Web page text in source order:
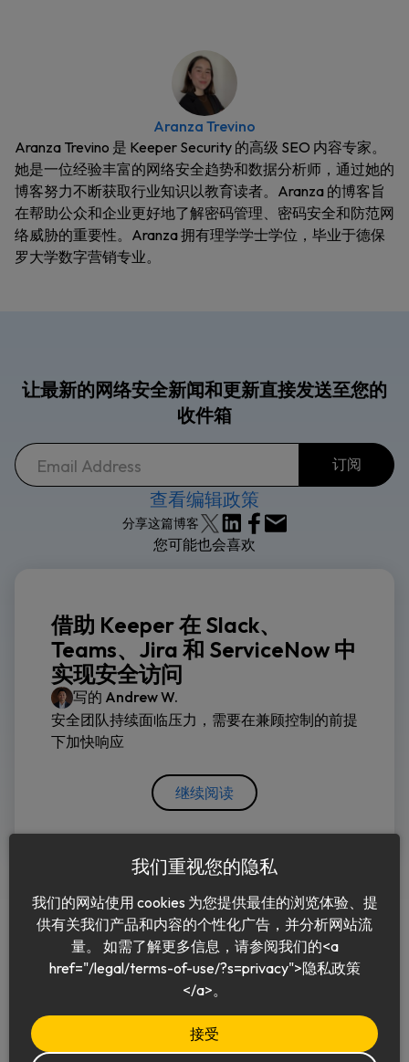
Aranza Trevino
Aranza Trevino 是 Keeper Security 的高级 SEO 内容专家。
她是一位经验丰富的网络安全趋势和数据分析师，通过她的
博客努力不断获取行业知识以教育读者。Aranza 的博客旨
在帮助公众和企业更好地了解密码管理、密码安全和防范网
络威胁的重要性。Aranza 拥有理学学士学位，毕业于德保
罗大学数字营销专业。
让最新的网络安全新闻和更新直接发送至您的
收件箱
查看编辑政策
分享这篇博客
您可能也会喜欢
借助 Keeper 在 Slack、
Teams、Jira 和 ServiceNow 中
实现安全访问
写的 Andrew W.
安全团队持续面临压力，需要在兼顾控制的前提
下加快响应
继续阅读
中文 (简体)
我们重视您的隐私
我们的网站使用 cookies 为您提供最佳的浏览体验、提
供有关我们产品和内容的个性化广告，并分析网站流
量。 如需了解更多信息，请参阅我们的<a
href="/legal/terms-of-use/?s=privacy">隐私政策
</a>。
接受